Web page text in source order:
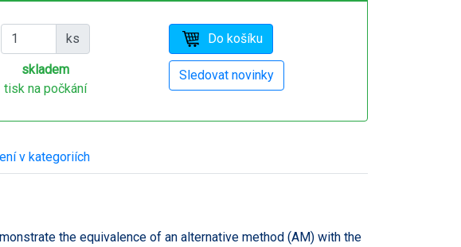
ks
skladem
tisk na počkání
v kategoriích
the equivalence of an alternative method (AM) with the